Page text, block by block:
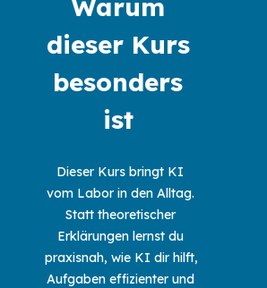
Warum
dieser Kurs
besonders
ist
Dieser Kurs bringt KI
vom Labor in den Alltag.
Statt theoretischer
Erklärungen lernst du
praxisnah, wie KI dir hilft,
Aufgaben effizienter und